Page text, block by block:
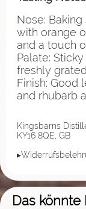
Nose:
with orange
and a touch
Palate:
freshly
Finish: Good
and rhubarb
Kingsbarns
KY16 8QE, GB
Das